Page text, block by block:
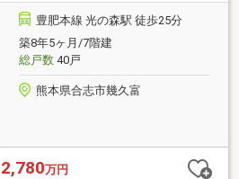
豊肥本線 光の森駅 徒歩25分
築8年5ヶ月/7階建
総戸数40戸
熊本県合志市幾久富
2,780万円